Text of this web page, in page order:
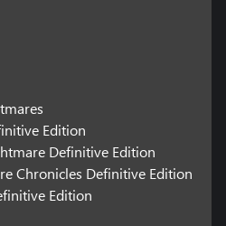
Edition
Definitive Edition
Chronicles Definitive Edition
Edition